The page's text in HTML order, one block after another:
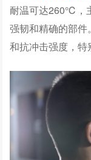
耐温可达260℃，
强韧和精确的部
和抗冲击强度，特